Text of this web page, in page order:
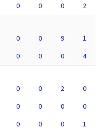
0 0 0
2
0 0 9
1
0 0 0
4
0 0 2
0
0 0 0
0
0 0 0
1